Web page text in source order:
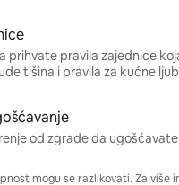
prihvate pravila zajednice
tišina i pravila za kućne
od zgrade da
mogu se razlikovati. Za